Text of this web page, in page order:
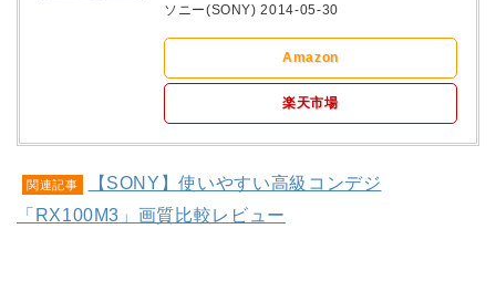
ソニー(SONY) 2014-05-30
Amazon
楽天市場
関連記事
【SONY】使いやすい高級コンデジ
「RX100M3」画質比較レビュー